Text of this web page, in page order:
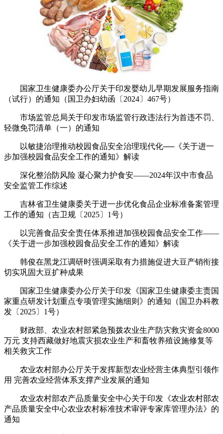
国家卫生健康委办公厅关于印发婴幼儿早期发展服务指南
（试行）的通知（国卫办妇幼函〔2024〕467号）
市场监管总局关于印发市场监管行政违法行为首违不罚、
轻微免罚清单（一）的通知
以敏捷治理推动校园食品安全治理现代化──《关于进一
步加强校园食品安全工作的通知》解读
深化整治防风险 凝心聚力护食安——2024年汉中市食品
安全监管工作综述
吉林省卫生健康委关于进一步优化食品企业标准备案管理
工作的通知（吉卫规〔2025〕1号）
以完善食品安全责任体系推进加强校园食品安全工作——
《关于进一步加强校园食品安全工作的通知》解读
韩俊在黑龙江调研时强调采取有力措施促进大豆产销衔接
切实巩固大豆扩种成果
国家卫生健康委办公厅关于印发《国家卫生健康委主责国
家重点研发计划重点专项管理实施细则》的通知（国卫办科教
发〔2025〕1号）
财政部、农业农村部紧急预拨农业生产防灾救灾资金8000
万元 支持西藏做好地震灾损农业生产和畜牧养殖设施修复等
相关救灾工作
农业农村部办公厅关于发挥新型农业经营主体典型引领作
用 完善农业经营体系支撑产业发展的通知
农业农村部农产品质量安全中心关于印发《农业农村部农
产品质量安全中心农业农村标准技术审评专家库管理办法》的
通知